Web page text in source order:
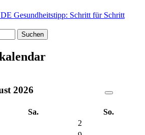
Gesundheitstipp: Schritt für Schritt
2026
Sa.
So.
2